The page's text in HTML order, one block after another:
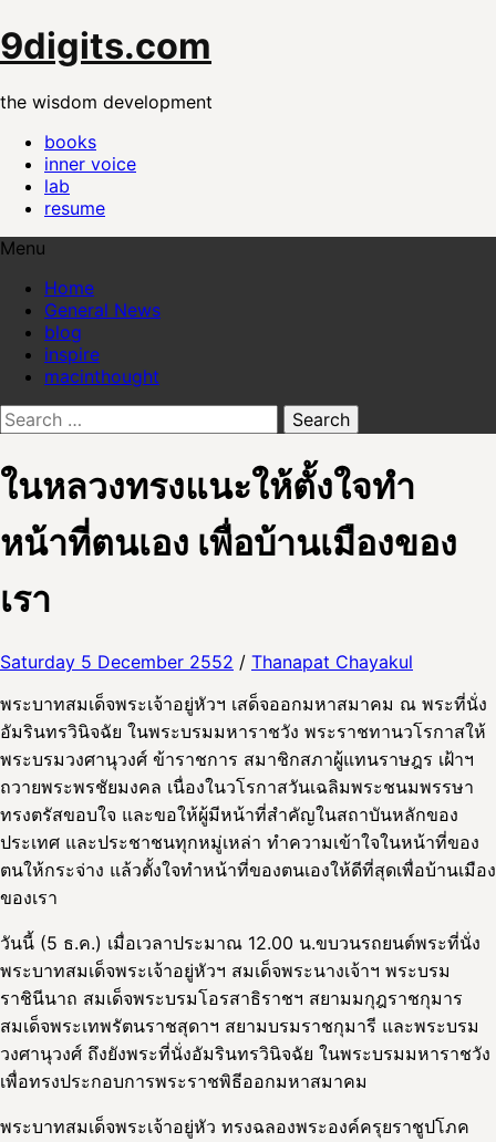
Skip
to
9digits.com
the wisdom development
books
inner voice
lab
resume
Menu
Home
General News
blog
inspire
macinthought
Search
for:
ในหลวงทรงแนะให้ตั้งใจทำ
หน้าที่ตนเอง เพื่อบ้านเมืองของ
เรา
Saturday 5 December 2552 / Thanapat Chayakul
พระบาทสมเด็จพระเจ้าอยู่หัวฯ เสด็จออกมหาสมาคม ณ พระที่นั่ง
อัมรินทรวินิจฉัย ในพระบรมมหาราชวัง พระราชทานวโรกาสให้
พระบรมวงศานุวงศ์ ข้าราชการ สมาชิกสภาผู้แทนราษฎร เฝ้าฯ
ถวายพระพรชัยมงคล เนื่องในวโรกาสวันเฉลิมพระชนมพรรษา
ทรงตรัสขอบใจ และขอให้ผู้มีหน้าที่สำคัญในสถาบันหลักของ
ประเทศ และประชาชนทุกหมู่เหล่า ทำความเข้าใจในหน้าที่ของ
ตนให้กระจ่าง แล้วตั้งใจทำหน้าที่ของตนเองให้ดีที่สุดเพื่อบ้านเมือง
ของเรา
วันนี้ (5 ธ.ค.) เมื่อเวลาประมาณ 12.00 น.ขบวนรถยนต์พระที่นั่ง
พระบาทสมเด็จพระเจ้าอยู่หัวฯ สมเด็จพระนางเจ้าฯ พระบรม
ราชินีนาถ สมเด็จพระบรมโอรสาธิราชฯ สยามมกุฎราชกุมาร
สมเด็จพระเทพรัตนราชสุดาฯ สยามบรมราชกุมารี และพระบรม
วงศานุวงศ์ ถึงยังพระที่นั่งอัมรินทรวินิจฉัย ในพระบรมมหาราชวัง
เพื่อทรงประกอบการพระราชพิธีออกมหาสมาคม
พระบาทสมเด็จพระเจ้าอยู่หัว ทรงฉลองพระองค์ครุยราชูปโภค